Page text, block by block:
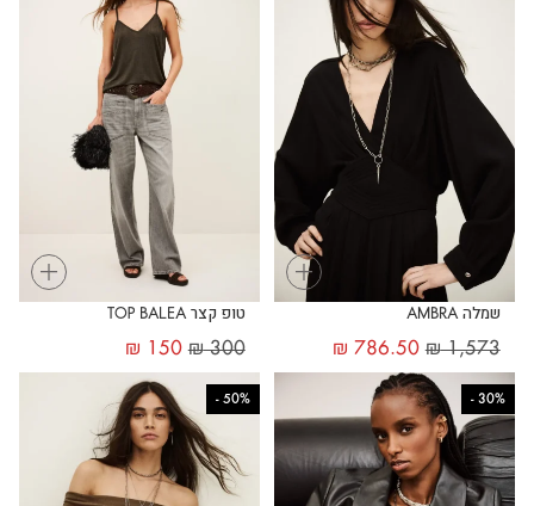
+
שמלה AMBRA
₪1,573
₪ 786.50
+
טופ קצר TOP BALEA
₪300
₪ 150
30%
-
50%
-